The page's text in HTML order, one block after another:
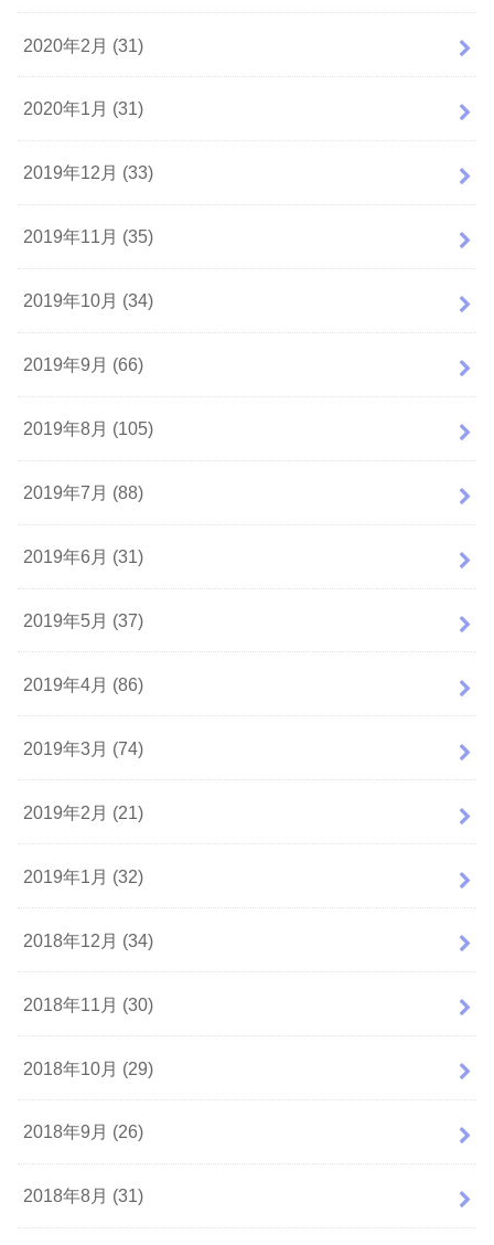
2020年2月 (31)
2020年1月 (31)
2019年12月 (33)
2019年11月 (35)
2019年10月 (34)
2019年9月 (66)
2019年8月 (105)
2019年7月 (88)
2019年6月 (31)
2019年5月 (37)
2019年4月 (86)
2019年3月 (74)
2019年2月 (21)
2019年1月 (32)
2018年12月 (34)
2018年11月 (30)
2018年10月 (29)
2018年9月 (26)
2018年8月 (31)